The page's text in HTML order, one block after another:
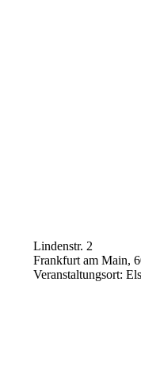
Lindenstr. 2
Frankfurt am Main,
Veranstaltungsort: